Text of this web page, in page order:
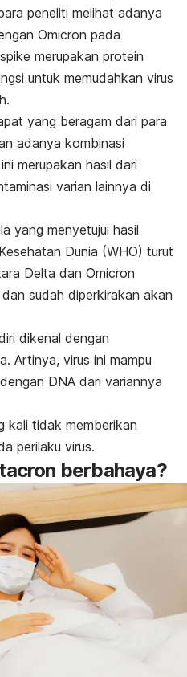
peneliti melihat adanya
Omicron pada
spike merupakan protein
untuk memudahkan virus
yang beragam dari para
adanya kombinasi
merupakan hasil dari
varian lainnya di
yang menyetujui hasil
Dunia (WHO) turut
Delta dan Omicron
sudah diperkirakan akan
dikenal dengan
Artinya, virus ini mampu
DNA dari variannya
kali tidak memberikan
perilaku virus.
berbahaya?